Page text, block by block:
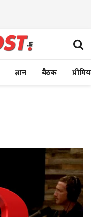
ज्ञान बैठक